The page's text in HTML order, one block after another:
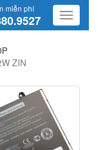
miễn phí
ZIN